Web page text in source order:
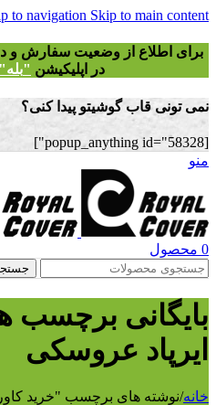
Skip to navigationSkip to
از وضعیت سفارش و دریافت
در اپلیکیشن
"بله"مراجعه
قاب گوشیتو پیدا کنی؟
برچسب ها:
عروسکی
های برچسب "خرید کاور ایرپاد